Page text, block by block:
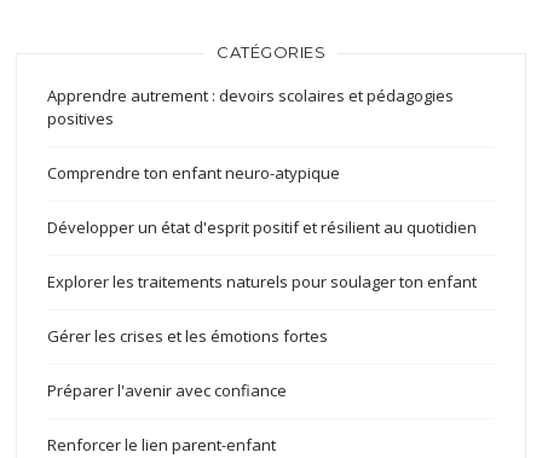
CATÉGORIES
Apprendre autrement : devoirs scolaires et pédagogies
positives
Comprendre ton enfant neuro-atypique
Développer un état d'esprit positif et résilient au quotidien
Explorer les traitements naturels pour soulager ton enfant
Gérer les crises et les émotions fortes
Préparer l'avenir avec confiance
Renforcer le lien parent-enfant